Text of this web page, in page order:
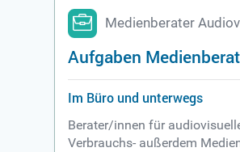
Medienberater
Aufgaben
Im Büro und unterwegs
Berater/innen für
Verbrauchs- außerdem